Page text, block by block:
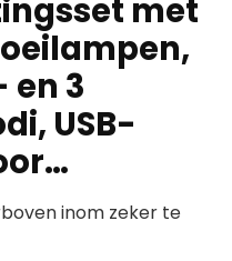
met
en 3
USB-
inom zeker te